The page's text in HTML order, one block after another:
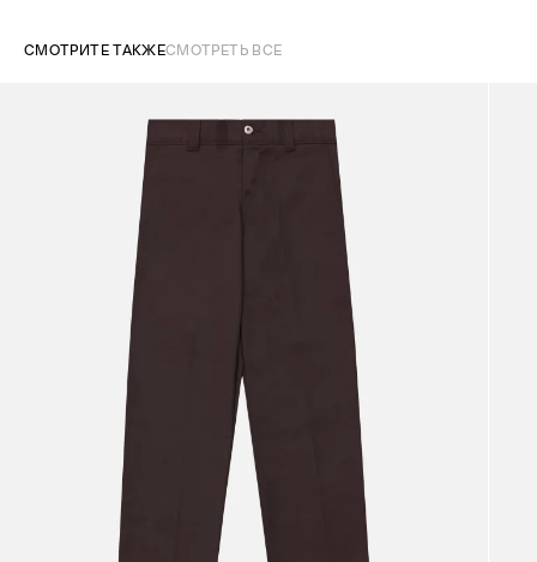
СМОТРИТЕ ТАКЖЕСМОТРЕТЬ ВСЕ